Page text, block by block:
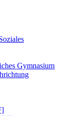
Gymnasium